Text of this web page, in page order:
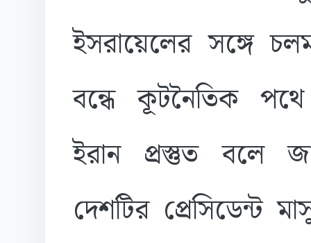
ইসরায়েলের সঙ্গে
বন্ধে কূটনৈতিক
ইরান প্রস্তুত বলে
দেশটির প্রেসিডেন্ট